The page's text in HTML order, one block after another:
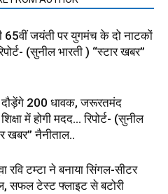
65वीं जयंती पर युगमंच के दो नाटकों
(सुनील भारती ) “स्टार खबर”
दौड़ेंगे 200 धावक, जरूरतमंद
शिक्षा में होगी मदद… रिपोर्ट- (सुनील
खबर” नैनीताल..
रवि टम्टा ने बनाया सिंगल-सीटर
सफल टेस्ट फ्लाइट से बटोरी